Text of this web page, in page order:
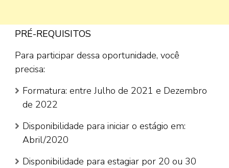
PRÉ-REQUISITOS
Para participar dessa oportunidade, você
precisa:
Formatura: entre Julho de 2021 e Dezembro
de 2022
Disponibilidade para iniciar o estágio em:
Abril/2020
Disponibilidade para estagiar por 20 ou 30